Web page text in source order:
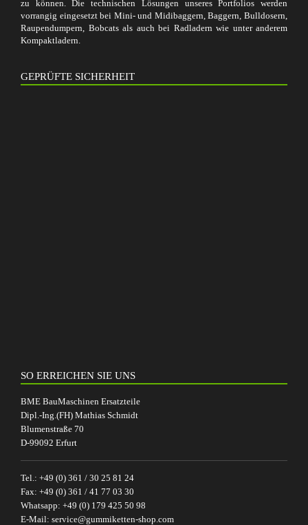
zu können. Die technischen Lösungen unseres Portfolios werden
vorrangig eingesetzt bei Mini- und Midibaggern, Baggern, Bulldosern,
Raupendumpern, Bobcats als auch bei Radladern wie unter anderem
Kompaktladern.
GEPRÜFTE SICHERHEIT
SO ERREICHEN SIE UNS
BME BauMaschinen Ersatzteile
Dipl.-Ing.(FH) Mathias Schmidt
Blumenstraße 70
D-99092 Erfurt
Tel.: +49 (0) 361 / 30 25 81 24
Fax: +49 (0) 361 / 41 77 03 30
Whatsapp: +49 (0) 179 425 50 98
E-Mail: service@gummiketten-shop.com